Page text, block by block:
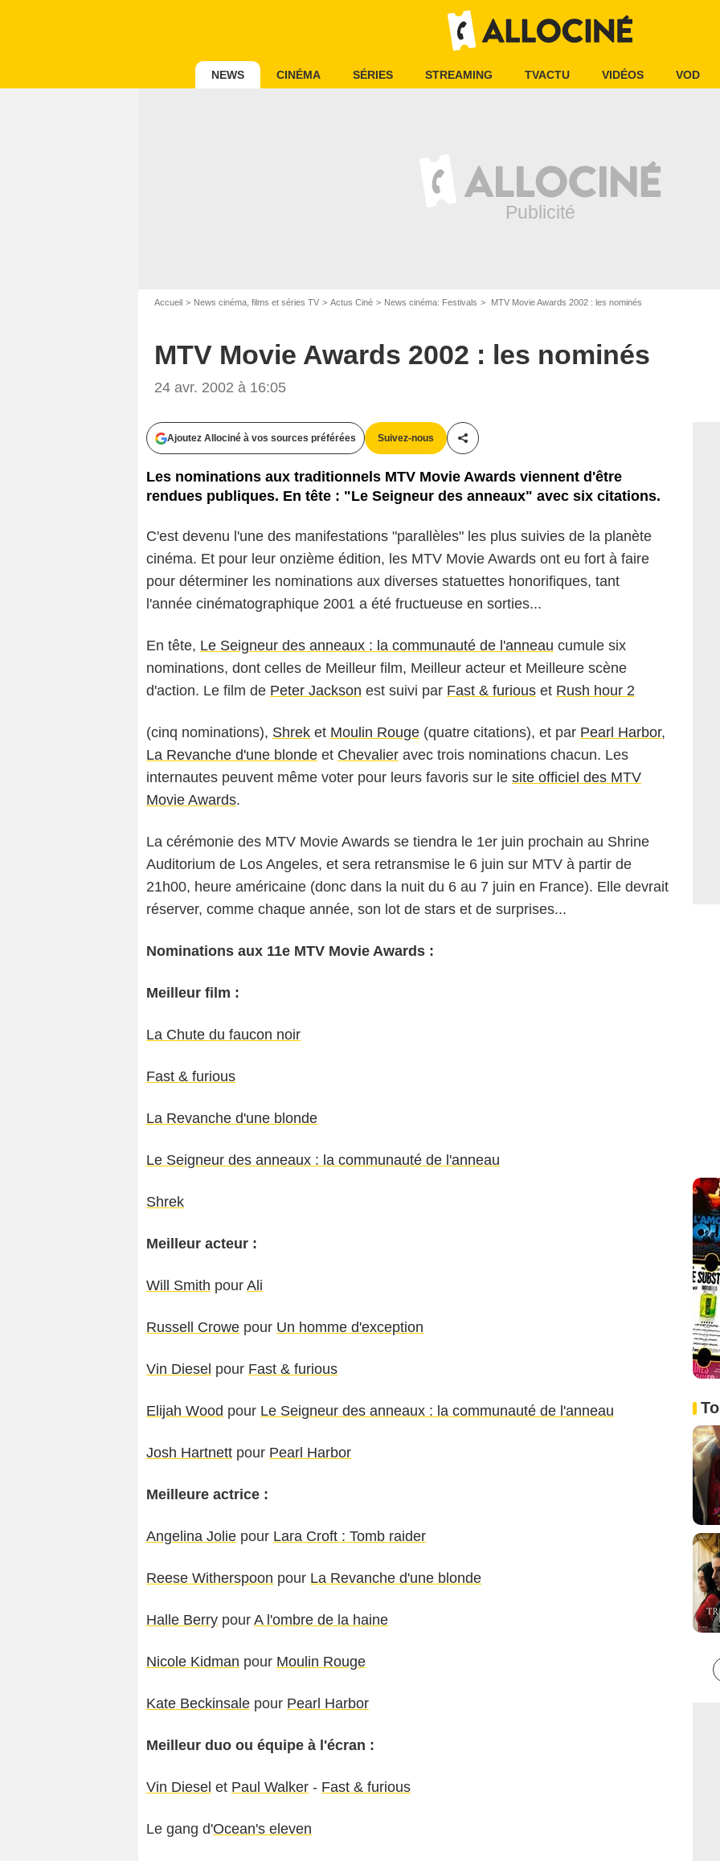
NEWS CINÉMA SÉRIES STREAMING TVACTU VIDÉOS VOD
Accueil News cinéma, films et séries TV Actus Ciné News cinéma: Festivals MTV Movie Awards 2002 : les nominés
MTV Movie Awards 2002 : les nominés
24 avr. 2002 à 16:05
Ajoutez Allociné à vos sources préférées Suivez-nous
Partager cet article
Les nominations aux traditionnels MTV Movie Awards viennent d'être
rendues publiques. En tête : "Le Seigneur des anneaux" avec six citations.
C'est devenu l'une des manifestations "parallèles" les plus suivies de la planète
cinéma. Et pour leur onzième édition, les MTV Movie Awards ont eu fort à faire
pour déterminer les nominations aux diverses statuettes honorifiques, tant
l'année cinématographique 2001 a été fructueuse en sorties...
En tête, Le Seigneur des anneaux : la communauté de l'anneau cumule six
nominations, dont celles de Meilleur film, Meilleur acteur et Meilleure scène
d'action. Le film de Peter Jackson est suivi par Fast & furious et Rush hour 2
(cinq nominations), Shrek et Moulin Rouge (quatre citations), et par Pearl Harbor,
La Revanche d'une blonde et Chevalier avec trois nominations chacun. Les
internautes peuvent même voter pour leurs favoris sur le site officiel des MTV
Movie Awards.
La cérémonie des MTV Movie Awards se tiendra le 1er juin prochain au Shrine
Auditorium de Los Angeles, et sera retransmise le 6 juin sur MTV à partir de
21h00, heure américaine (donc dans la nuit du 6 au 7 juin en France). Elle devrait
réserver, comme chaque année, son lot de stars et de surprises...
Nominations aux 11e MTV Movie Awards :
Meilleur film :
La Chute du faucon noir
Fast & furious
La Revanche d'une blonde
Le Seigneur des anneaux : la communauté de l'anneau
Shrek
Meilleur acteur :
Will Smith pour Ali
Russell Crowe pour Un homme d'exception
Vin Diesel pour Fast & furious
Elijah Wood pour Le Seigneur des anneaux : la communauté de l'anneau
Josh Hartnett pour Pearl Harbor
Meilleure actrice :
Angelina Jolie pour Lara Croft : Tomb raider
Reese Witherspoon pour La Revanche d'une blonde
Halle Berry pour A l'ombre de la haine
Nicole Kidman pour Moulin Rouge
Kate Beckinsale pour Pearl Harbor
Meilleur duo ou équipe à l'écran :
Vin Diesel et Paul Walker - Fast & furious
Le gang d'Ocean's eleven